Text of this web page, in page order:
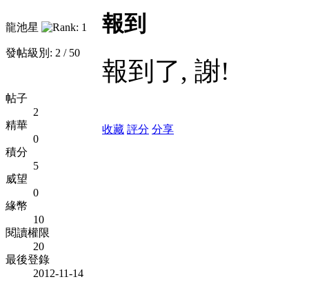
龍池星
發帖級別: 2 / 50
帖子
2
精華
0
積分
5
威望
0
緣幣
10
閱讀權限
20
最後登錄
2012-11-14
報到
報到了, 謝!
收藏 評分 分享